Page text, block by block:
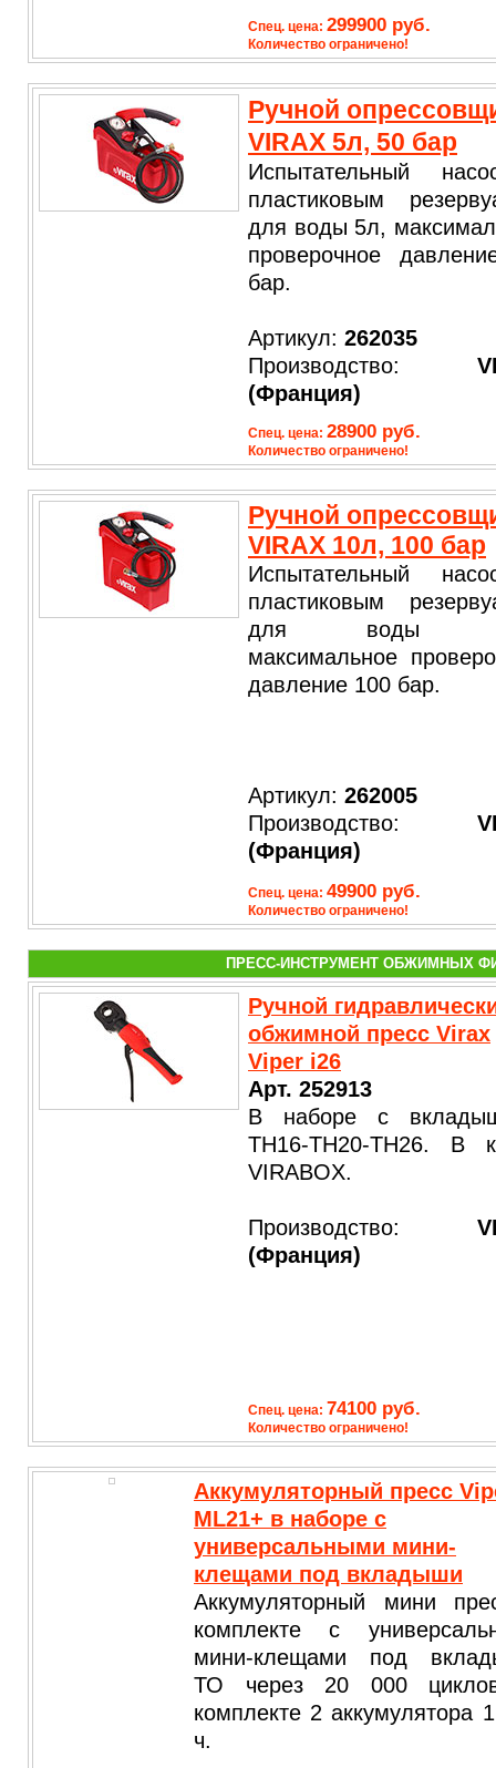
Спец. цена: 299900 руб.
Количество ограничено!
Ручной
VIRAX 5л, 50 бар
Испытательный
пластиковым
для воды 5л,
проверочное
бар.
Артикул: 262035
Производство:
(Франция)
Спец. цена: 28900 руб.
Количество ограничено!
Ручной
VIRAX 10л, 100 бар
Испытательный
пластиковым
для воды
максимальное
давление 100 бар.
Артикул: 262005
Производство:
(Франция)
Спец. цена: 49900 руб.
Количество ограничено!
ПРЕСС-ИНСТРУМЕНТ ОБЖИМНЫХ
Ручной
обжимной пресс Virax
Viper i26
Арт. 252913
В наборе с
ТН16-ТН20-ТН26. В
VIRABOX.
Производство:
(Франция)
Спец. цена: 74100 руб.
Количество ограничено!
Аккумуляторный пресс
ML21+ в наборе с
универсальными мини-
клещами под вкладыши
Аккумуляторный мини
комплекте с
мини-клещами под
ТО через 20 000
комплекте 2 аккумулятора
ч.